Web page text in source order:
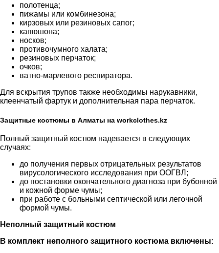
полотенца;
пижамы или комбинезона;
кирзовых или резиновых сапог;
капюшона;
носков;
противочумного халата;
резиновых перчаток;
очков;
ватно-марлевого респиратора.
Для вскрытия трупов также необходимы нарукавники,
клеенчатый фартук и дополнительная пара перчаток.
Защитные костюмы в Алматы на workclothes.kz
Полный защитный костюм надевается в следующих
случаях:
до получения первых отрицательных результатов
вирусологического исследования при ООГВЛ;
до постановки окончательного диагноза при бубонной
и кожной форме чумы;
при работе с больными септической или легочной
формой чумы.
Неполный защитный костюм
В комплект неполного защитного костюма включены: